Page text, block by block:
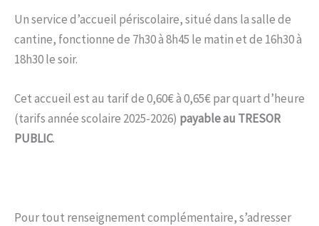
Un service d’accueil périscolaire, situé dans la salle de
cantine, fonctionne de 7h30 à 8h45 le matin et de 16h30 à
18h30 le soir.
Cet accueil est au tarif de 0,60€ à 0,65€ par quart d’heure
(tarifs année scolaire 2025-2026) payable au TRESOR
PUBLIC.
Pour tout renseignement complémentaire, s’adresser